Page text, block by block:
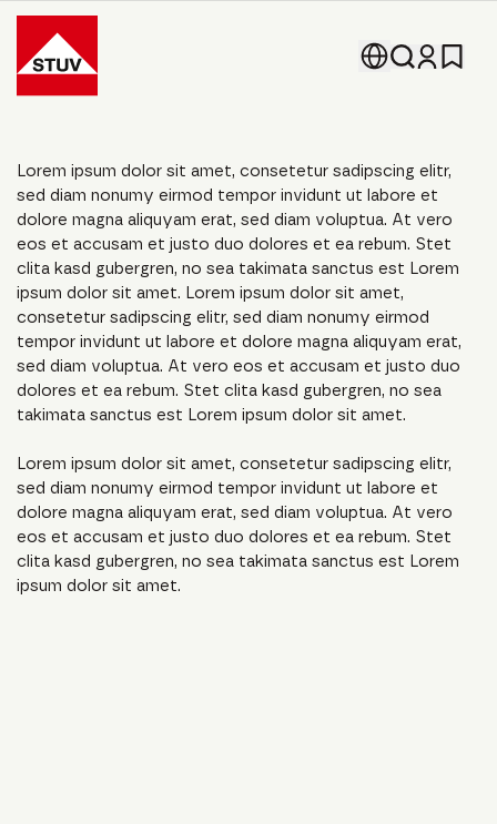
Go To the Homepage
Lorem ipsum dolor sit amet, consetetur sadipscing elitr,
sed diam nonumy eirmod tempor invidunt ut labore et
dolore magna aliquyam erat, sed diam voluptua. At vero
eos et accusam et justo duo dolores et ea rebum. Stet
clita kasd gubergren, no sea takimata sanctus est Lorem
ipsum dolor sit amet. Lorem ipsum dolor sit amet,
consetetur sadipscing elitr, sed diam nonumy eirmod
tempor invidunt ut labore et dolore magna aliquyam erat,
sed diam voluptua. At vero eos et accusam et justo duo
dolores et ea rebum. Stet clita kasd gubergren, no sea
takimata sanctus est Lorem ipsum dolor sit amet.
Lorem ipsum dolor sit amet, consetetur sadipscing elitr,
sed diam nonumy eirmod tempor invidunt ut labore et
dolore magna aliquyam erat, sed diam voluptua. At vero
eos et accusam et justo duo dolores et ea rebum. Stet
clita kasd gubergren, no sea takimata sanctus est Lorem
ipsum dolor sit amet.